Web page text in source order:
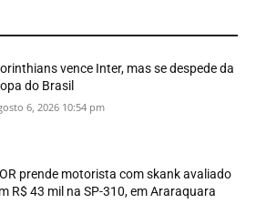
vence Inter, mas se despede da
do Brasil
6, 2026 10:54 pm
prende motorista com skank avaliado
R$ 43 mil na SP-310, em Araraquara